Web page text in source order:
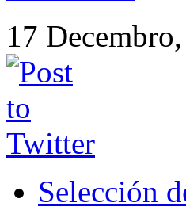
17
Selección